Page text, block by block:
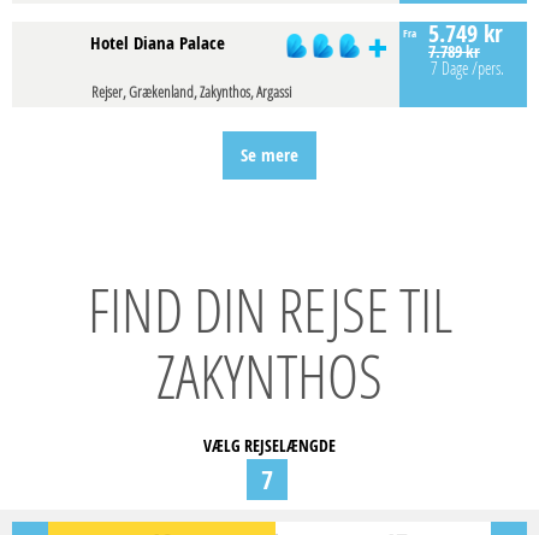
Fra 5.749 kr
7.789 kr
7 Dage/pers.
Hotel Diana Palace
Rejser, Grækenland, Zakynthos, Argassi
Se mere
FIND DIN REJSE TIL
ZAKYNTHOS
VÆLG REJSELÆNGDE
7